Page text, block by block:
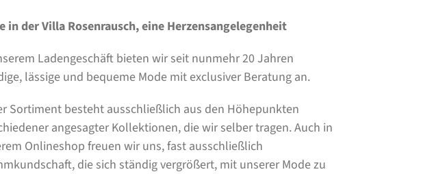
in der Villa Rosenrausch, eine Herzensangelegenheit
Ladengeschäft bieten wir seit nunmehr 20 Jahren
lässige und bequeme Mode mit exclusiver Beratung an.
Sortiment besteht ausschließlich aus den Höhepunkten
angesagter Kollektionen, die wir selber tragen. Auch in
Onlineshop freuen wir uns, fast ausschließlich
die sich ständig vergrößert, mit unserer Mode zu